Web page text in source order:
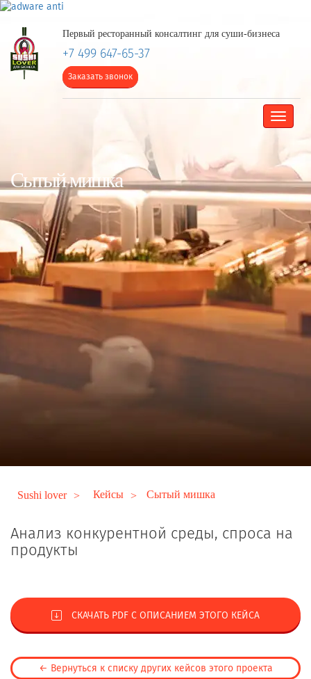
Первый ресторанный консалтинг для суши-бизнеса
+7 499 647-65-37
Заказать звонок
Toggle
Cытый мишка
Sushi lover Кейсы Cытый мишка
Анализ конкурентной среды, спроса на
продукты
СКАЧАТЬ PDF С ОПИСАНИЕМ ЭТОГО КЕЙСА
← Вернуться к списку других кейсов этого проекта